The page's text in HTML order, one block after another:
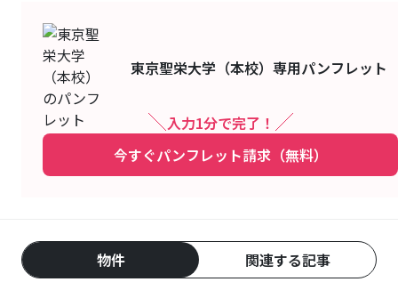
東京聖栄大学（本校） 専用パンフレット
入力1分で完了！
今すぐパンフレット請求（無料）
物件 関連する記事